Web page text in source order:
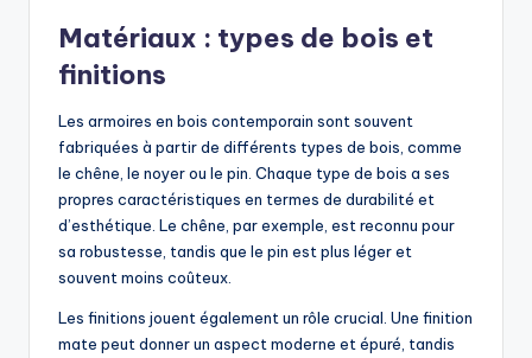
Matériaux : types de bois et
finitions
Les armoires en bois contemporain sont souvent
fabriquées à partir de différents types de bois, comme
le chêne, le noyer ou le pin. Chaque type de bois a ses
propres caractéristiques en termes de durabilité et
d’esthétique. Le chêne, par exemple, est reconnu pour
sa robustesse, tandis que le pin est plus léger et
souvent moins coûteux.
Les finitions jouent également un rôle crucial. Une finition
mate peut donner un aspect moderne et épuré, tandis